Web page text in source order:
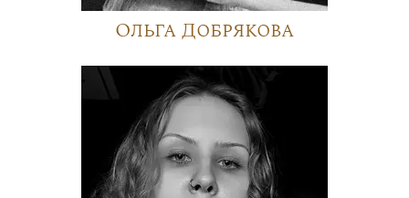
Ольга Добрякова